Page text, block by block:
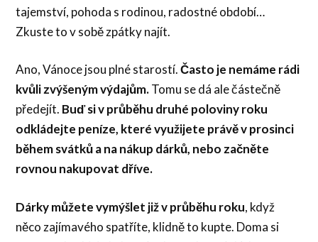
tajemství, pohoda s rodinou, radostné období…
Zkuste to v sobě zpátky najít.
Ano, Vánoce jsou plné starostí.Často je nemáme rádi
kvůli zvýšeným výdajům.Tomu se dá ale částečně
předejít. Buď si v průběhu druhé poloviny roku
odkládejte peníze, které využijete právě v prosinci
během svátků a na nákup dárků, nebo začněte
rovnou nakupovat dříve.
Dárky můžete vymýšlet již v průběhu roku, když
něco zajímavého spatříte, klidně to kupte. Doma si